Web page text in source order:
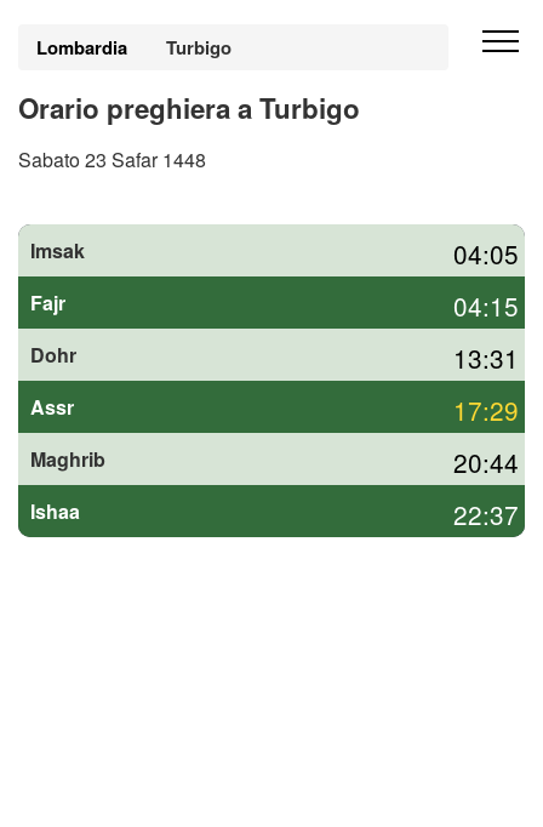
Lombardia Turbigo
Orario preghiera a Turbigo
Sabato 23 Safar 1448
Imsak 04:05
Fajr 04:15
Dohr 13:31
Assr 17:29
Maghrib 20:44
Ishaa 22:37